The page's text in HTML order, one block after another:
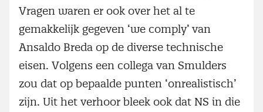
Vragen waren er ook over het al te
gemakkelijk gegeven ‘we comply’ van
Ansaldo Breda op de diverse technische
eisen. Volgens een collega van Smulders
zou dat op bepaalde punten ‘onrealistisch’
zijn. Uit het verhoor bleek ook dat NS in die